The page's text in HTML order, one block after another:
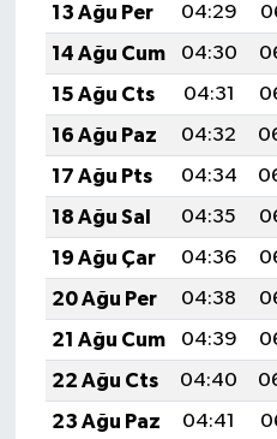
13 Ağu Per
04:29
14 Ağu Cum
04:30
15 Ağu Cts
04:31
16 Ağu Paz
04:32
17 Ağu Pts
04:34
18 Ağu Sal
04:35
19 Ağu Çar
04:36
20 Ağu Per
04:38
21 Ağu Cum
04:39
22 Ağu Cts
04:40
23 Ağu Paz
04:41